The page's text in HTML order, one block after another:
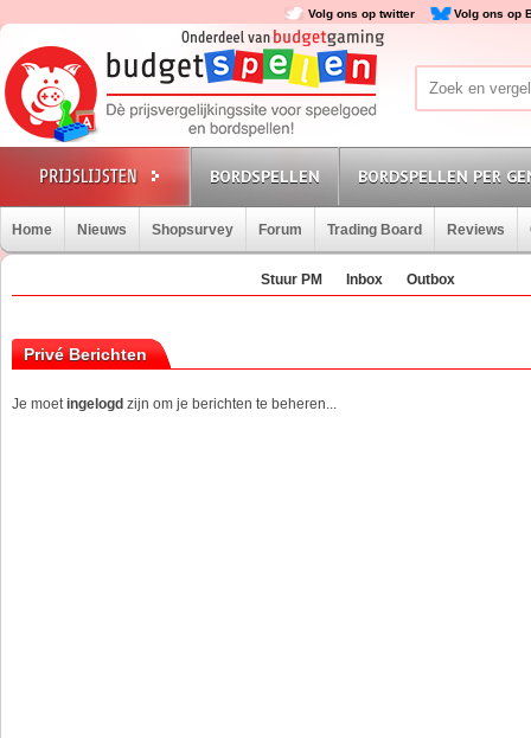
Volg ons op twitter Volg ons op
BORDSPELLEN BORDSPELLEN PER
Home Nieuws Shopsurvey Forum Trading Board Reviews
Stuur PM Inbox Outbox
Privé Berichten
Je moetingelogd zijn om je berichten te beheren...